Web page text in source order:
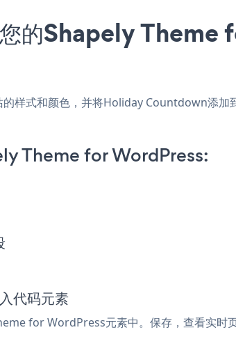
的Shapely Theme
样式和颜色，并将Holiday Countdown添
Theme for WordPress:
代码元素
for WordPress元素中。保存，查看实时